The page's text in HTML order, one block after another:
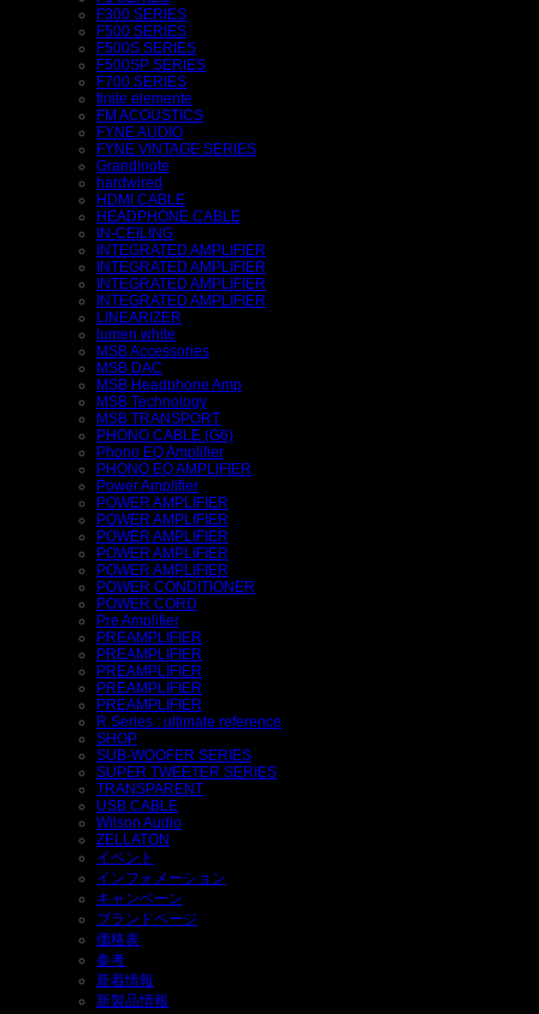
F300 SERIES
F500 SERIES
F500S SERIES
F500SP SERIES
F700 SERIES
finite elemente
FM ACOUSTICS
FYNE AUDIO
FYNE VINTAGE SERIES
Grandinote
hardwired
HDMI CABLE
HEADPHONE CABLE
IN-CEILING
INTEGRATED AMPLIFIER
INTEGRATED AMPLIFIER
INTEGRATED AMPLIFIER
INTEGRATED AMPLIFIER
LINEARIZER
lumen white
MSB Accessories
MSB DAC
MSB Headphone Amp
MSB Technology
MSB TRANSPORT
PHONO CABLE (G6)
Phono EQ Amplifier
PHONO EQ AMPLIFIER
Power Amplifier
POWER AMPLIFIER
POWER AMPLIFIER
POWER AMPLIFIER
POWER AMPLIFIER
POWER AMPLIFIER
POWER CONDITIONER
POWER CORD
Pre Amplifier
PREAMPLIFIER
PREAMPLIFIER
PREAMPLIFIER
PREAMPLIFIER
PREAMPLIFIER
R Series : ultimate reference
SHOP
SUB-WOOFER SERIES
SUPER TWEETER SERIES
TRANSPARENT
USB CABLE
Wilson Audio
ZELLATON
イベント
インフォメーション
キャンペーン
ブランドページ
価格表
参考
新着情報
新製品情報